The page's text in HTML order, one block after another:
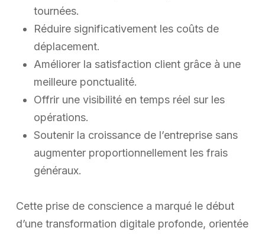
tournées.
Réduire significativement les coûts de
déplacement.
Améliorer la satisfaction client grâce à une
meilleure ponctualité.
Offrir une visibilité en temps réel sur les
opérations.
Soutenir la croissance de l’entreprise sans
augmenter proportionnellement les frais
généraux.
Cette prise de conscience a marqué le début
d’une transformation digitale profonde, orientée